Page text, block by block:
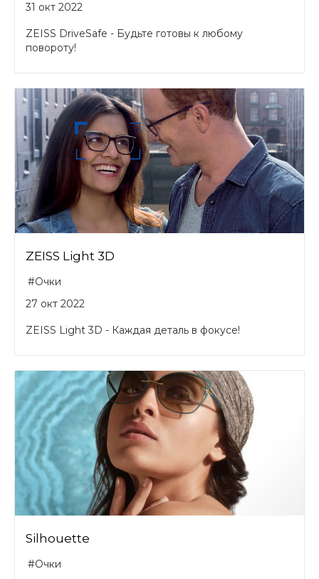
31 окт 2022
ZEISS DriveSafe - Будьте готовы к любому
повороту!
ZEISS Light 3D
#Очки
27 окт 2022
ZEISS Light 3D - Каждая деталь в фокусе!
Silhouette
#Очки